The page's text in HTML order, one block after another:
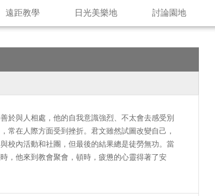
遠距教學 日光美樂地 討論園地
於與人相處，他的自我意識強烈、不太會去感受別
常在人際方面受到挫折。君文雖然試圖改變自己，
校內活動和社團，但最後的結果總是徒勞無功。當
，他來到教會聚會，頓時，疲憊的心靈得著了安